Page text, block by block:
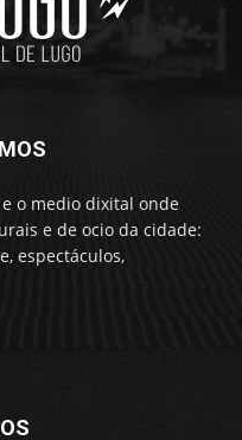
o medio dixital onde
e de ocio da cidade:
espectáculos,